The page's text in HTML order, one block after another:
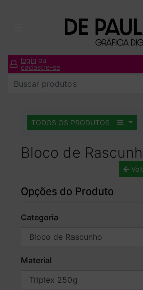
login ou
cadastre-se
TODOS OS PRODUTOS
Bloco de
Opções do Produto
Categoria
Material